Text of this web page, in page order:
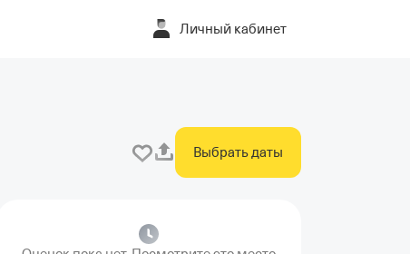
Личный кабинет
Выбрать даты